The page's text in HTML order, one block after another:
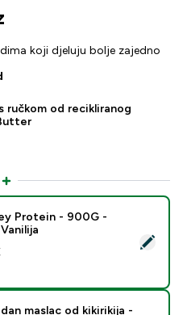
koji djeluju bolje zajedno
ručkom od recikliranog
- Impact Whey Protein - 900G
Protein - 900G -
maslac od kikirikija -